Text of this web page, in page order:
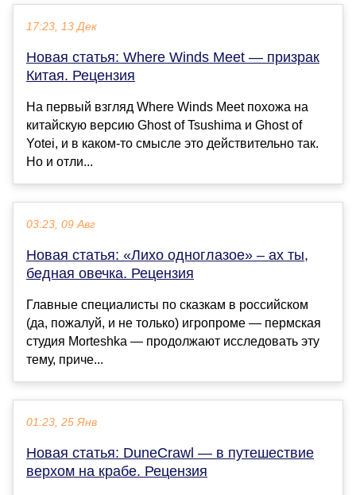
17:23, 13 Дек
Новая статья: Where Winds Meet — призрак
Китая. Рецензия
На первый взгляд Where Winds Meet похожа на
китайскую версию Ghost of Tsushima и Ghost of
Yotei, и в каком-то смысле это действительно так.
Но и отли...
03:23, 09 Авг
Новая статья: «Лихо одноглазое» – ах ты,
бедная овечка. Рецензия
Главные специалисты по сказкам в российском
(да, пожалуй, и не только) игропроме — пермская
студия Morteshka — продолжают исследовать эту
тему, приче...
01:23, 25 Янв
Новая статья: DuneCrawl — в путешествие
верхом на крабе. Рецензия